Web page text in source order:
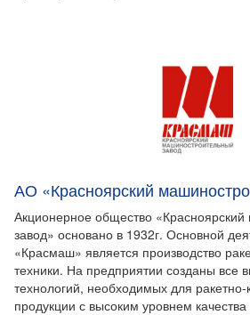
АО «Красноярский
Акционерное общество
завод» основано в 1932г. Основной
«Красмаш» является производство
техники. На предприятии созданы все
технологий, необходимых для ракетно-
продукции с высоким уровнем